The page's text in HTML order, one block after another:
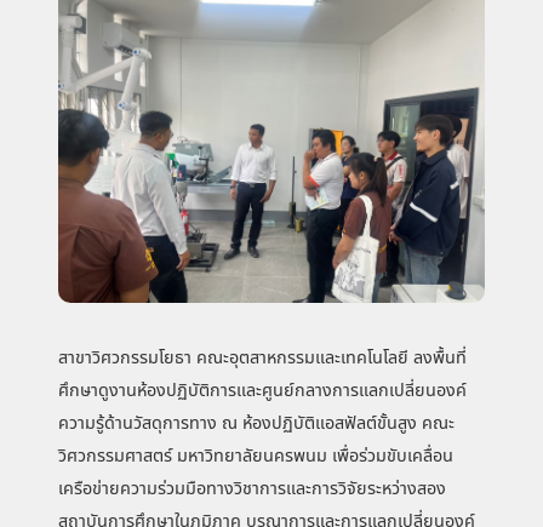
สาขาวิศวกรรมโยธา คณะอุตสาหกรรมและเทคโนโลยี ลงพื้นที่
ศึกษาดูงานห้องปฏิบัติการและศูนย์กลางการแลกเปลี่ยนองค์
ความรู้ด้านวัสดุการทาง ณ ห้องปฏิบัติแอสฟัลต์ขั้นสูง คณะ
วิศวกรรมศาสตร์ มหาวิทยาลัยนครพนม เพื่อร่วมขับเคลื่อน
เครือข่ายความร่วมมือทางวิชาการและการวิจัยระหว่างสอง
สถาบันการศึกษาในภูมิภาค บูรณาการและการแลกเปลี่ยนองค์